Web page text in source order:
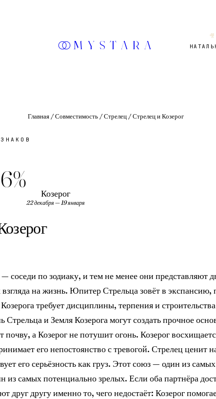
MYSTARA
Главная /Совместимость /Стрелец /Стрелец и Козерог
%
Козерог
22 декабря — 19 января
соседи по зодиаку, и тем не менее они представляют
на жизнь. Юпитер Стрельца зовёт в экспансию,
требует дисциплины, терпения и
Стрельца и Земля Козерога могут создать прочное
а Козерог не потушит огонь. Козерог
его непостоянство с тревогой. Стрелец ценит
его серьёзность как груз. Этот союз — один из
из самых потенциально зрелых. Если оба партнёра
друг другу именно то, чего недостаёт: Козерог